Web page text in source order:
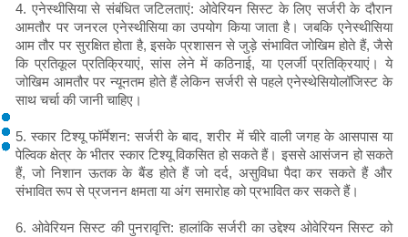
4. एनेस्थीसिया से संबंधित जटिलताएं: ओवेरियन सिस्ट के लिए सर्जरी के दौरान
आमतौर पर जनरल एनेस्थीसिया का उपयोग किया जाता है। जबकि एनेस्थीसिया
आम तौर पर सुरक्षित होता है, इसके प्रशासन से जुड़े संभावित जोखिम होते हैं, जैसे
कि प्रतिकूल प्रतिक्रियाएं, सांस लेने में कठिनाई, या एलर्जी प्रतिक्रियाएं। ये
जोखिम आमतौर पर न्यूनतम होते हैं लेकिन सर्जरी से पहले एनेस्थेसियोलॉजिस्ट के
साथ चर्चा की जानी चाहिए।
5. स्कार टिश्यू फॉर्मेशन: सर्जरी के बाद, शरीर में चीरे वाली जगह के आसपास या
पेल्विक क्षेत्र के भीतर स्कार टिश्यू विकसित हो सकते हैं। इससे आसंजन हो सकते
हैं, जो निशान ऊतक के बैंड होते हैं जो दर्द, असुविधा पैदा कर सकते हैं और
संभावित रूप से प्रजनन क्षमता या अंग समारोह को प्रभावित कर सकते हैं।
6. ओवेरियन सिस्ट की पुनरावृत्ति: हालांकि सर्जरी का उद्देश्य ओवेरियन सिस्ट को